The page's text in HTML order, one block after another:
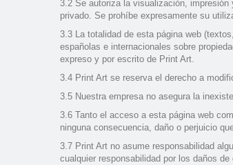
3.2 Se autoriza la visualización,
privado. Se prohíbe expresamente su
3.3 La totalidad de esta página web
españolas e internacionales sobre
expreso y por escrito de Print Art.
3.4 Print Art se reserva el derecho a
3.5 Nuestra empresa no asegura la
3.6 Tanto el acceso a esta página web
ninguna consecuencia, daño o perjuicio
3.7 Print Art no asume responsabilidad
cualquier responsabilidad por los daños